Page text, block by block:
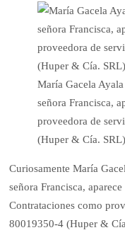
María Gacela
señora Francisca,
proveedora de
(Huper & Cía.
Curiosamente María
señora Francisca,
Contrataciones como
80019350-4 (Huper &